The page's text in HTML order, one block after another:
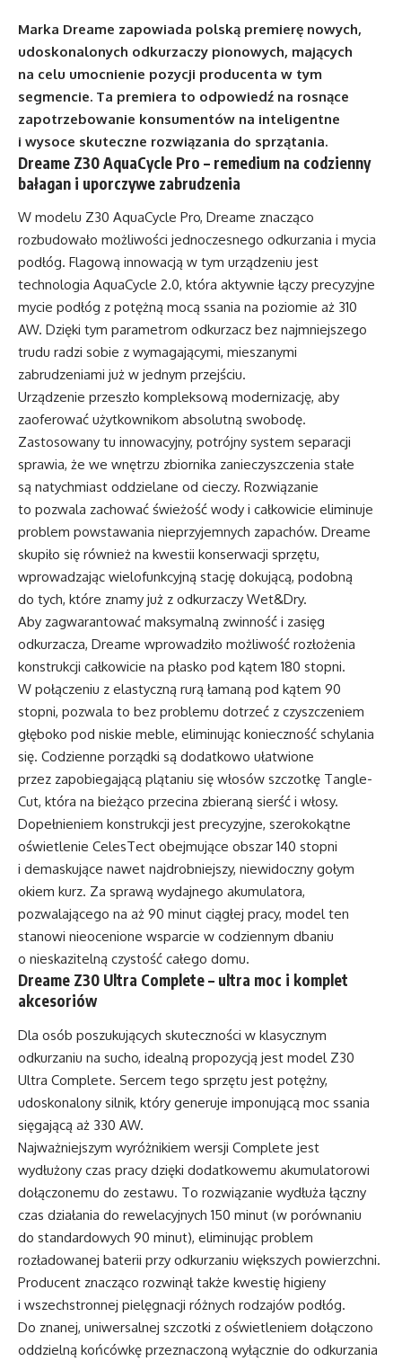
Marka Dreame zapowiada polską premierę nowych,
udoskonalonych odkurzaczy pionowych, mających
na celu umocnienie pozycji producenta w tym
segmencie. Ta premiera to odpowiedź na rosnące
zapotrzebowanie konsumentów na inteligentne
i wysoce skuteczne rozwiązania do sprzątania.
Dreame Z30 AquaCycle Pro – remedium na codzienny
bałagan i uporczywe zabrudzenia
W modelu Z30 AquaCycle Pro, Dreame znacząco
rozbudowało możliwości jednoczesnego odkurzania i mycia
podłóg. Flagową innowacją w tym urządzeniu jest
technologia AquaCycle 2.0, która aktywnie łączy precyzyjne
mycie podłóg z potężną mocą ssania na poziomie aż 310
AW. Dzięki tym parametrom odkurzacz bez najmniejszego
trudu radzi sobie z wymagającymi, mieszanymi
zabrudzeniami już w jednym przejściu.
Urządzenie przeszło kompleksową modernizację, aby
zaoferować użytkownikom absolutną swobodę.
Zastosowany tu innowacyjny, potrójny system separacji
sprawia, że we wnętrzu zbiornika zanieczyszczenia stałe
są natychmiast oddzielane od cieczy. Rozwiązanie
to pozwala zachować świeżość wody i całkowicie eliminuje
problem powstawania nieprzyjemnych zapachów. Dreame
skupiło się również na kwestii konserwacji sprzętu,
wprowadzając wielofunkcyjną stację dokującą, podobną
do tych, które znamy już z odkurzaczy Wet&Dry.
Aby zagwarantować maksymalną zwinność i zasięg
odkurzacza, Dreame wprowadziło możliwość rozłożenia
konstrukcji całkowicie na płasko pod kątem 180 stopni.
W połączeniu z elastyczną rurą łamaną pod kątem 90
stopni, pozwala to bez problemu dotrzeć z czyszczeniem
głęboko pod niskie meble, eliminując konieczność schylania
się. Codzienne porządki są dodatkowo ułatwione
przez zapobiegającą plątaniu się włosów szczotkę Tangle-
Cut, która na bieżąco przecina zbieraną sierść i włosy.
Dopełnieniem konstrukcji jest precyzyjne, szerokokątne
oświetlenie CelesTect obejmujące obszar 140 stopni
i demaskujące nawet najdrobniejszy, niewidoczny gołym
okiem kurz. Za sprawą wydajnego akumulatora,
pozwalającego na aż 90 minut ciągłej pracy, model ten
stanowi nieocenione wsparcie w codziennym dbaniu
o nieskazitelną czystość całego domu.
Dreame Z30 Ultra Complete – ultra moc i komplet
akcesoriów
Dla osób poszukujących skuteczności w klasycznym
odkurzaniu na sucho, idealną propozycją jest model Z30
Ultra Complete. Sercem tego sprzętu jest potężny,
udoskonalony silnik, który generuje imponującą moc ssania
sięgającą aż 330 AW.
Najważniejszym wyróżnikiem wersji Complete jest
wydłużony czas pracy dzięki dodatkowemu akumulatorowi
dołączonemu do zestawu. To rozwiązanie wydłuża łączny
czas działania do rewelacyjnych 150 minut (w porównaniu
do standardowych 90 minut), eliminując problem
rozładowanej baterii przy odkurzaniu większych powierzchni.
Producent znacząco rozwinął także kwestię higieny
i wszechstronnej pielęgnacji różnych rodzajów podłóg.
Do znanej, uniwersalnej szczotki z oświetleniem dołączono
oddzielną końcówkę przeznaczoną wyłącznie do odkurzania